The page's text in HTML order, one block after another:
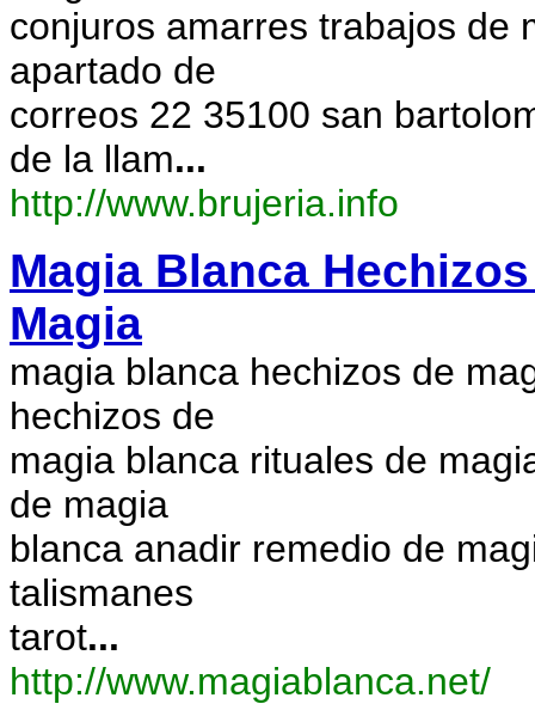
conjuros amarres trabajos de
apartado de
correos 22 35100 san
de la llam...
http://www.brujeria.info
Magia Blanca
Magia
magia blanca hechizos de
hechizos de
magia blanca rituales de
de magia
blanca anadir remedio de
talismanes
tarot...
http://www.magiablanca.net/